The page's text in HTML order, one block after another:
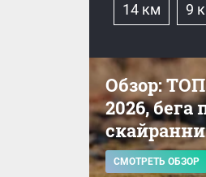
14 км 9
Обзор:
2026, бега
СМОТРЕТЬ ОБЗОР